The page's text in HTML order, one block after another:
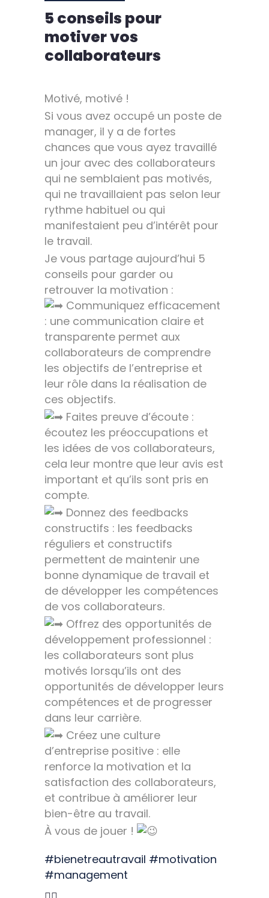
5 conseils pour
motiver vos
collaborateurs
Motivé, motivé !
Si vous avez occupé un poste de
manager, il y a de fortes
chances que vous ayez travaillé
un jour avec des collaborateurs
qui ne semblaient pas motivés,
qui ne travaillaient pas selon leur
rythme habituel ou qui
manifestaient peu d’intérêt pour
le travail.
Je vous partage aujourd’hui 5
conseils pour garder ou
retrouver la motivation :
Communiquez efficacement
: une communication claire et
transparente permet aux
collaborateurs de comprendre
les objectifs de l’entreprise et
leur rôle dans la réalisation de
ces objectifs.
Faites preuve d’écoute :
écoutez les préoccupations et
les idées de vos collaborateurs,
cela leur montre que leur avis est
important et qu’ils sont pris en
compte.
Donnez des feedbacks
constructifs : les feedbacks
réguliers et constructifs
permettent de maintenir une
bonne dynamique de travail et
de développer les compétences
de vos collaborateurs.
Offrez des opportunités de
développement professionnel :
les collaborateurs sont plus
motivés lorsqu’ils ont des
opportunités de développer leurs
compétences et de progresser
dans leur carrière.
Créez une culture
d’entreprise positive : elle
renforce la motivation et la
satisfaction des collaborateurs,
et contribue à améliorer leur
bien-être au travail.
À vous de jouer !
#bienetreautravail #motivation
#management